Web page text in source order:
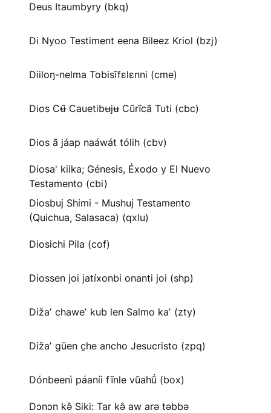
Deus Itaumbyry (bkq)
Di Nyoo Testiment eena Bileez Kriol (bzj)
Diiloŋ-nelma Tobisĩfɛlɛnni (cme)
Dios Cʉ̃ Cauetibʉjʉ Cũrĩcã Tuti (cbc)
Dios ã jáap naáwát tólih (cbv)
Diosa' kiika; Génesis, Éxodo y El Nuevo
Testamento (cbi)
Diosbuj Shimi - Mushuj Testamento
(Quichua, Salasaca) (qxlu)
Diosichi Pila (cof)
Diossen joi jatíxonbi onanti joi (shp)
Dižaʼ chaweʼ kub len Salmo kaʼ (zty)
Dižaʼ güen c̱he ancho Jesucristo (zpq)
Dónbeenì páaníi fĩnle vũahṹ (box)
Dɔnɔn kə̂ Siki: Tar kə̂ aw arə təbbə